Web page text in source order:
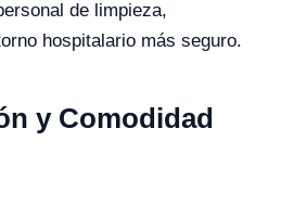
de limpieza,
hospitalario más seguro.
y Comodidad